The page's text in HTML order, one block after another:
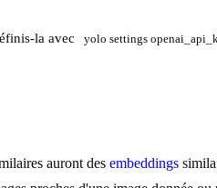
la avec
yolo settings
auront des embeddings